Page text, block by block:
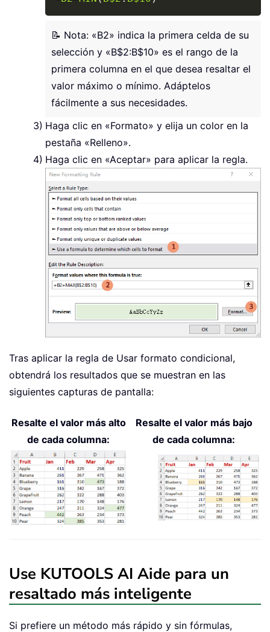
📝 Nota: «B2» indica la primera celda de su
selección y «B$2:B$10» es el rango de la
primera columna en el que desea resaltar el
valor máximo o mínimo. Adáptelos
fácilmente a sus necesidades.
Haga clic en «Formato» y elija un color en la
pestaña «Relleno».
Haga clic en «Aceptar» para aplicar la regla.
Tras aplicar la regla de Usar formato condicional,
obtendrá los resultados que se muestran en las
siguientes capturas de pantalla:
Resalte el valor más alto
de cada columna:
Resalte el valor más bajo
de cada columna:
Use KUTOOLS AI Aide para un
resaltado más inteligente
Si prefiere un método más rápido y sin fórmulas,